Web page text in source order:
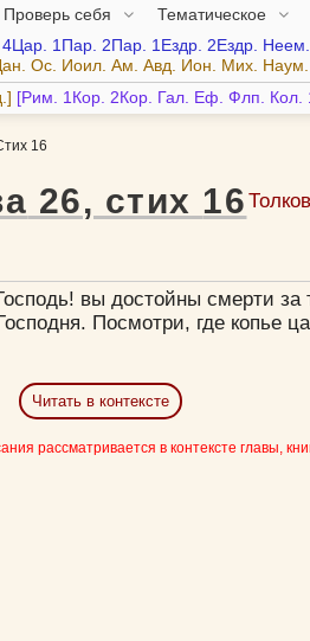
Проверь себя Тематическое
4Цар. 1Пар. 2Пар. 1Ездр. 2Ездр. Неем.
Ос. Иоил. Ам. Авд. Ион. Мих. Наум.
Рим. 1Кор. 2Кор. Гал. Еф. Флп. Кол.
16
26, стих 16
вы достойны смерти за
Посмотри, где копье
Читать в контексте
рассматривается в контексте главы,